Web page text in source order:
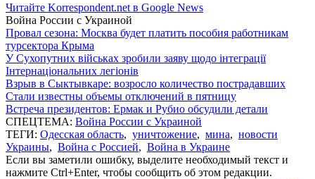
Читайте Korrespondent.net в Google News
Война России с Украиной
Провал сезона: Москва будет платить пособия работникам
турсектора Крыма
У Сухопутних військах зробили заяву щодо інтеграції
Інтернаціональних легіонів
Взрыв в Сыктывкаре: возросло количество пострадавших
Стали известны объемы отключений в пятницу
Встреча президентов: Ермак и Рубио обсудили детали
СПЕЦТЕМА: Война России с Украиной
ТЕГИ: Одесская область, уничтожение, мина, новости
Украины, Война с Россией, Война в Украине
Если вы заметили ошибку, выделите необходимый текст и
нажмите Ctrl+Enter, чтобы сообщить об этом редакции.